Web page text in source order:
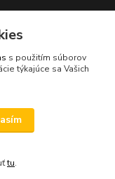
s použitím súborov
týkajúce sa Vašich
tu.